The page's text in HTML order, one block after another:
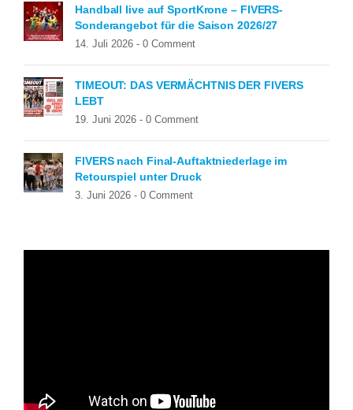
Handball live auf SportKrone – FIVERS-
Sonderangebot für die Saison 2026/27
14. Juli 2026 - 0 Comment
TIMEOUT: DAS VERMÄCHTNIS DER FIVERS
LEBT
19. Juni 2026 - 0 Comment
FIVERS nach Final-Auftaktniederlage im
Retourspiel unter Druck
3. Juni 2026 - 0 Comment